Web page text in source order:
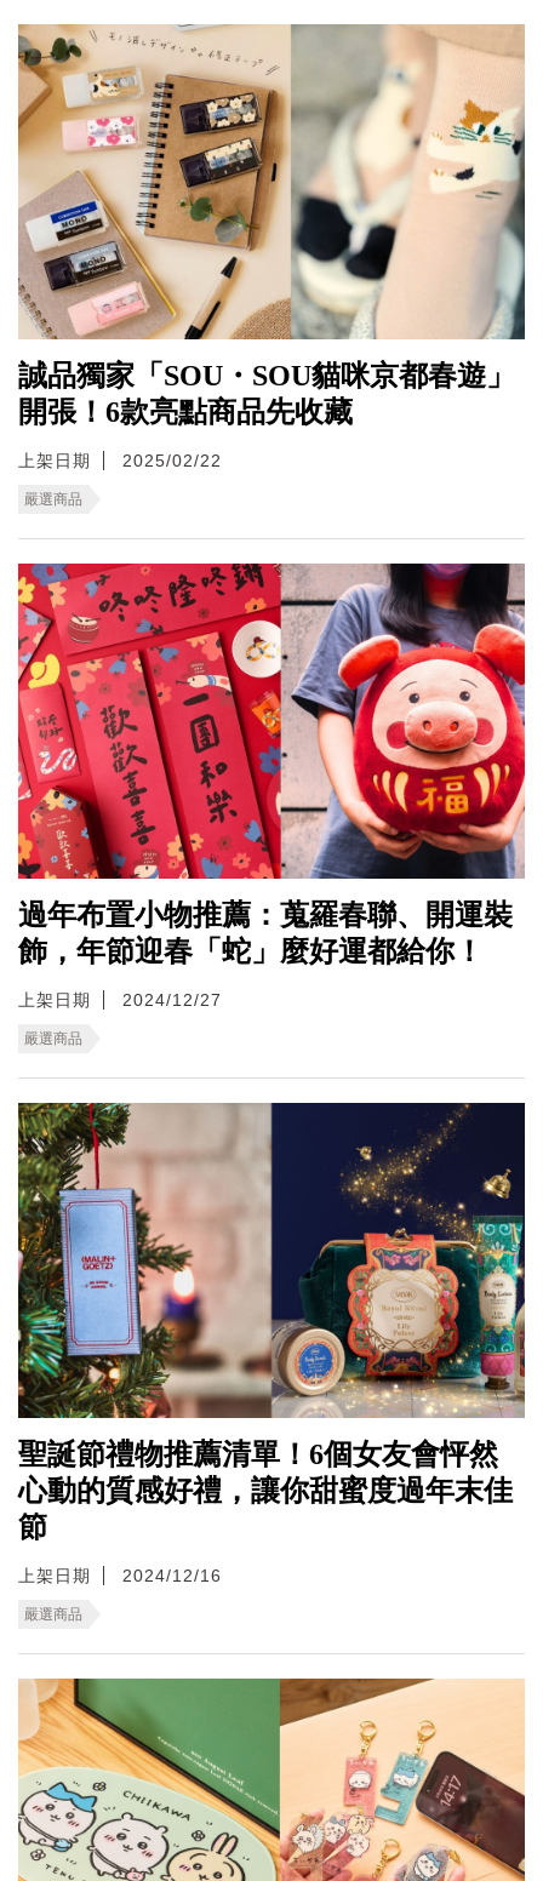
誠品獨家「SOU・SOU貓咪京都春遊」
開張！6款亮點商品先收藏
上架日期 2025/02/22
嚴選商品
過年布置小物推薦：蒐羅春聯、開運裝
飾，年節迎春「蛇」麼好運都給你！
上架日期 2024/12/27
嚴選商品
聖誕節禮物推薦清單！6個女友會怦然
心動的質感好禮，讓你甜蜜度過年末佳
節
上架日期 2024/12/16
嚴選商品